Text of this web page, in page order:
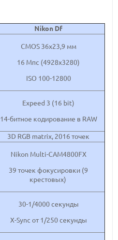
Nikon Df
CMOS 36x23,9 мм
16 Мпс (4928x3280)
ISO 100-12800
Expeed 3 (16 bit)
14-битное кодирование в RAW
3D RGB matrix, 2016 точек
Nikon Multi-CAM4800FX
39 точек фокусировки (9
крестовых)
30-1/4000 секунды
X-Sync от 1/250 секунды